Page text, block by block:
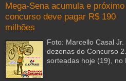
Mega-Sena acumula e próximo
concurso deve pagar R$ 190
milhões
Foto: Marcello Casal
dezenas do Concurso
sorteadas hoje (19), no